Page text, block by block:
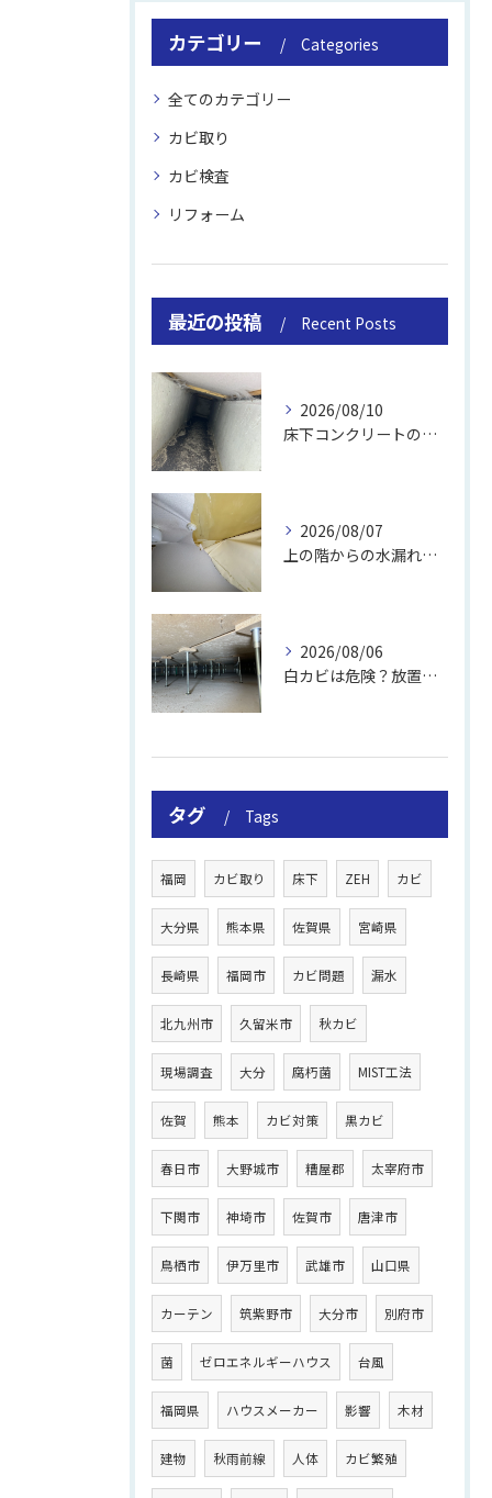
カテゴリー Categories
全てのカテゴリー
カビ取り
カビ検査
リフォーム
最近の投稿 Recent Posts
2026/08/10
床下コンクリートの除カビ｜施工事例と流れ
2026/08/07
上の階からの水漏れでカビ｜対処法と業者
2026/08/06
白カビは危険？放置のリスクと取り方
タグ Tags
福岡 カビ取り 床下 ZEH カビ
大分県 熊本県 佐賀県 宮崎県
長崎県 福岡市 カビ問題 漏水
北九州市 久留米市 秋カビ
現場調査 大分 腐朽菌 MIST工法
佐賀 熊本 カビ対策 黒カビ
春日市 大野城市 糟屋郡 太宰府市
下関市 神埼市 佐賀市 唐津市
鳥栖市 伊万里市 武雄市 山口県
カーテン 筑紫野市 大分市 別府市
菌 ゼロエネルギーハウス 台風
福岡県 ハウスメーカー 影響 木材
建物 秋雨前線 人体 カビ繁殖